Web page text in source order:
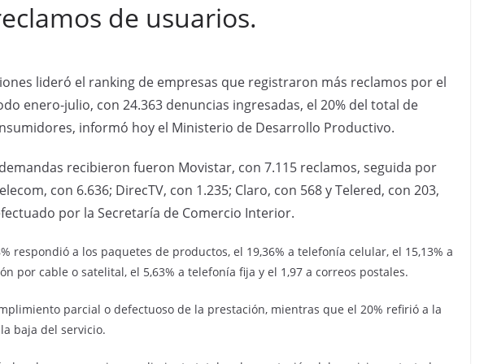
de usuarios.
lideró el ranking de empresas que registraron más reclamos por el
enero-julio, con 24.363 denuncias ingresadas, el 20% del total de
informó hoy el Ministerio de Desarrollo Productivo.
recibieron fueron Movistar, con 7.115 reclamos, seguida por
con 6.636; DirecTV, con 1.235; Claro, con 568 y Telered, con 203,
por la Secretaría de Comercio Interior.
respondió a los paquetes de productos, el 19,36% a telefonía celular, el 15,13% a
por cable o satelital, el 5,63% a telefonía fija y el 1,97 a correos postales.
parcial o defectuoso de la prestación, mientras que el 20% refirió a la
baja del servicio.